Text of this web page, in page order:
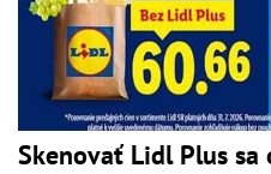
Skenovať Lidl Plus